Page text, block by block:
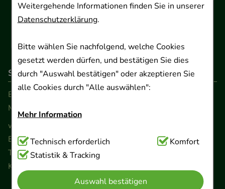
Weitergehende Informationen finden Sie in unserer
Datenschutzerklärung.
Bitte wählen Sie nachfolgend, welche Cookies
gesetzt werden dürfen, und bestätigen Sie dies
durch "Auswahl bestätigen" oder akzeptieren Sie
alle Cookies durch "Alle auswählen":
Mehr Information
Technisch Notwendig:Hierbei handelt es sich um
Cookies, die für die Grundfunktionen unserer
Website notwendig sind (z.B. Navigation,
Warenkorb, Kundenkonto), weshalb auf diese nicht
Technisch erforderlich
Komfort
Statistik & Tracking
Auswahl bestätigen
So erreichen Sie uns
Beratung und Kundenservice:
Montag - Freitag von 9.00 bis 17.00 Uhr
www.ApoSalis.de
Ernst-August-Platz 2 · 30159 Hannover
Telefon 0511 89 71 80 0 · Fax 0511 89 71 80 11
Kontaktformular